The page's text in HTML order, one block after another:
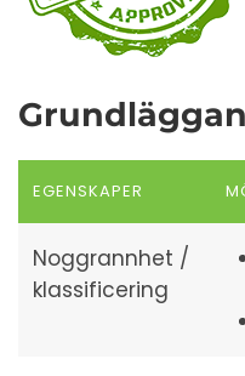
EGENSKAPER
Noggrannhet /
klassificering